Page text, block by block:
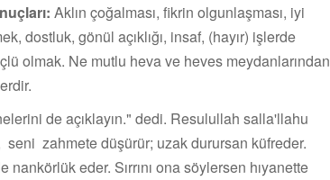
Aklın çoğalması, fikrin olgunlaşması, iyi
dostluk, gönül açıklığı, insaf, (hayır) işlerde
olmak. Ne mutlu heva ve heves meydanlarından
de açıklayın." dedi. Resulullah salla'llahu
zahmete düşürür; uzak durursan küfreder.
eder. Sırrını ona söylersen hı­yanette